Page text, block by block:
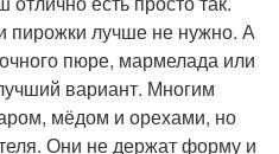
пирожки лучше не нужно. А
пюре, мармелада или
вариант. Многим
мёдом и орехами, но
Они не держат форму и